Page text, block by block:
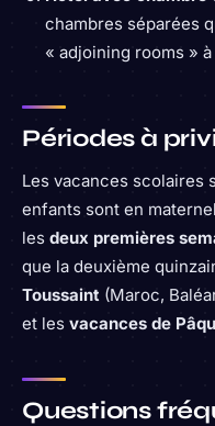
chambres séparées
« adjoining rooms »
Périodes à
Les vacances scolaires
enfants sont en
les deux premières
que la deuxième
Toussaint (Maroc,
et les vacances de
Questions